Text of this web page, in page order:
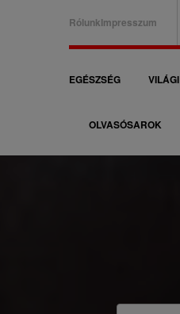
B
a
e
n
RólunkImpresszum
F
a
EGÉSZSÉG VILÁGI
OLVASÓSAROK